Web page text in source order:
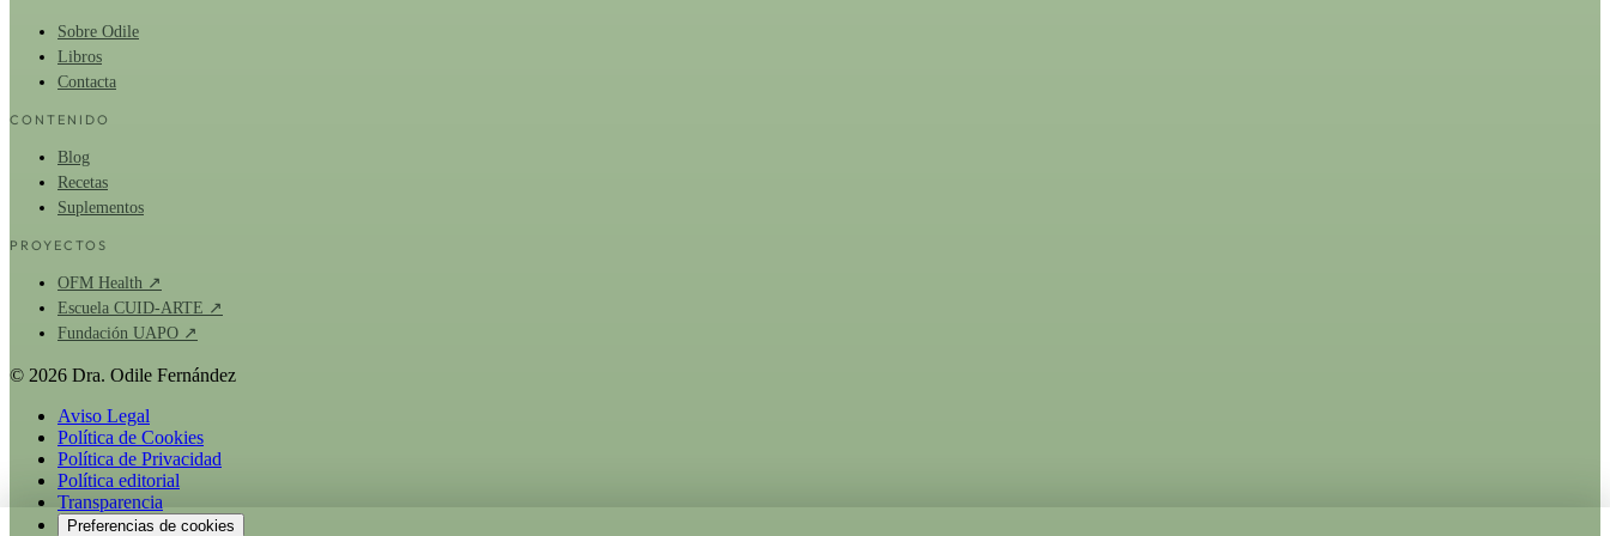
Sobre Odile
Libros
Contacta
CONTENIDO
Blog
Recetas
Suplementos
PROYECTOS
OFM Health ↗
Escuela CUID-ARTE ↗
Fundación UAPO ↗
© 2026 Dra. Odile Fernández
Aviso Legal
Política de Cookies
Política de Privacidad
Política editorial
Transparencia
Preferencias de cookies